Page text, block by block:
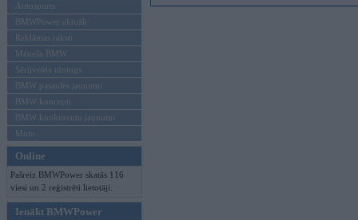
Autosports
BMWPower aktuāli
Reklāmas raksti
Mēneša BMW
Sērijveida tūnings
BMW pasaules jaunumi
BMW koncepti
BMW konkurentu jaunumi
Moto
Online
Pašreiz BMWPower skatās 116
viesi un 2 reģistrēti lietotāji.
Ienākt BMWPower